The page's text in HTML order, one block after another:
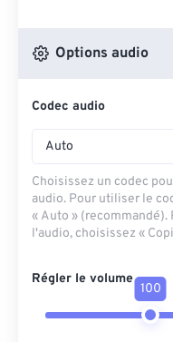
Options audio
Codec audio
Auto
Choisissez un codec
audio. Pour utiliser le
« Auto »
l'audio, choisissez «
Régler le volume
100